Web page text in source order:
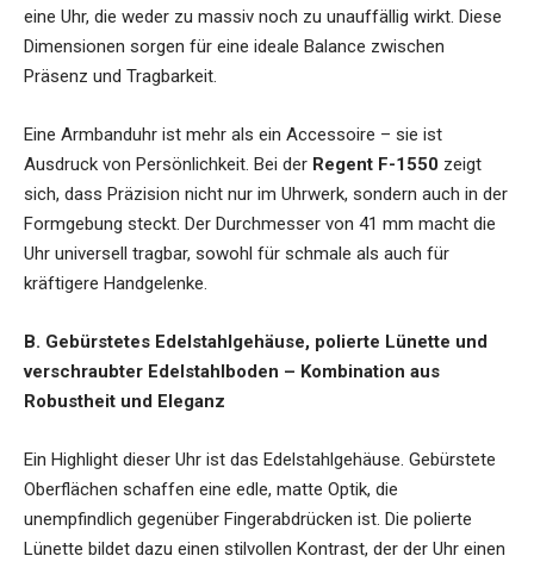
eine Uhr, die weder zu massiv noch zu unauffällig wirkt. Diese
Dimensionen sorgen für eine ideale Balance zwischen
Präsenz und Tragbarkeit.
Eine Armbanduhr ist mehr als ein Accessoire – sie ist
Ausdruck von Persönlichkeit. Bei der Regent F-1550 zeigt
sich, dass Präzision nicht nur im Uhrwerk, sondern auch in der
Formgebung steckt. Der Durchmesser von 41 mm macht die
Uhr universell tragbar, sowohl für schmale als auch für
kräftigere Handgelenke.
B. Gebürstetes Edelstahlgehäuse, polierte Lünette und
verschraubter Edelstahlboden – Kombination aus
Robustheit und Eleganz
Ein Highlight dieser Uhr ist das Edelstahlgehäuse. Gebürstete
Oberflächen schaffen eine edle, matte Optik, die
unempfindlich gegenüber Fingerabdrücken ist. Die polierte
Lünette bildet dazu einen stilvollen Kontrast, der der Uhr einen